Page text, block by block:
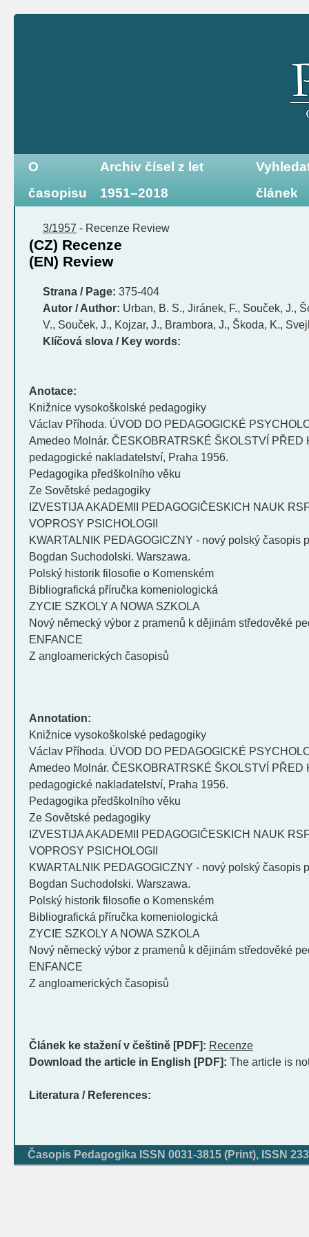
O
časopisu
Archiv čísel z let
1951–2018
článek
3/1957 - Recenze Review
(CZ) Recenze
(EN) Review
Strana / Page: 375-404
Autor / Author: Urban, B. S., Jiránek, F., Souček, J.,
V., Souček, J., Kojzar, J., Brambora, J., Škoda, K.,
Klíčová slova / Key words:
Anotace:
Knižnice vysokoškolské pedagogiky
Václav Příhoda. ÚVOD DO PEDAGOGICKÉ
Amedeo Molnár. ČESKOBRATRSKÉ ŠKOLSTVÍ PŘED
pedagogické nakladatelství, Praha 1956.
Pedagogika předškolního věku
Ze Sovětské pedagogiky
IZVESTIJA AKADEMII PEDAGOGIČESKICH NAUK
VOPROSY PSICHOLOGII
KWARTALNIK PEDAGOGICZNY - nový polský časopis
Bogdan Suchodolski. Warszawa.
Polský historik filosofie o Komenském
Bibliografická příručka komeniologická
ZYCIE SZKOLY A NOWA SZKOLA
Nový německý výbor z pramenů k dějinám středověké
ENFANCE
Z angloamerických časopisů
Annotation:
Knižnice vysokoškolské pedagogiky
Václav Příhoda. ÚVOD DO PEDAGOGICKÉ
Amedeo Molnár. ČESKOBRATRSKÉ ŠKOLSTVÍ PŘED
pedagogické nakladatelství, Praha 1956.
Pedagogika předškolního věku
Ze Sovětské pedagogiky
IZVESTIJA AKADEMII PEDAGOGIČESKICH NAUK
VOPROSY PSICHOLOGII
KWARTALNIK PEDAGOGICZNY - nový polský časopis
Bogdan Suchodolski. Warszawa.
Polský historik filosofie o Komenském
Bibliografická příručka komeniologická
ZYCIE SZKOLY A NOWA SZKOLA
Nový německý výbor z pramenů k dějinám středověké
ENFANCE
Z angloamerických časopisů
Článek ke stažení v češtině [PDF]: Recenze
Download the article in English [PDF]: The article is
Literatura / References:
Časopis Pedagogika ISSN 0031-3815 (Print), ISSN